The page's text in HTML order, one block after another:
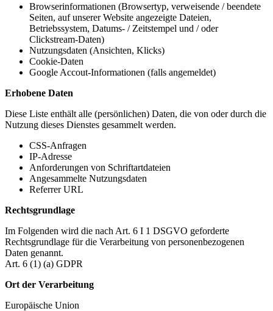
Browserinformationen (Browsertyp, verweisende / beendete
Seiten, auf unserer Website angezeigte Dateien,
Betriebssystem, Datums- / Zeitstempel und / oder
Clickstream-Daten)
Nutzungsdaten (Ansichten, Klicks)
Cookie-Daten
Google Accout-Informationen (falls angemeldet)
Erhobene Daten
Diese Liste enthält alle (persönlichen) Daten, die von oder durch die
Nutzung dieses Dienstes gesammelt werden.
CSS-Anfragen
IP-Adresse
Anforderungen von Schriftartdateien
Angesammelte Nutzungsdaten
Referrer URL
Rechtsgrundlage
Im Folgenden wird die nach Art. 6 I 1 DSGVO geforderte
Rechtsgrundlage für die Verarbeitung von personenbezogenen
Daten genannt.
Art. 6 (1) (a) GDPR
Ort der Verarbeitung
Europäische Union